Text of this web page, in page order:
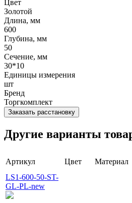
Цвет
Золотой
Длина, мм
600
Глубина, мм
50
Сечение, мм
30*10
Единицы измерения
шт
Бренд
Торгкомплект
Заказать расстановку
Другие варианты
Артикул Цвет Материал
LS1-600-50-ST-
GL-PL-new